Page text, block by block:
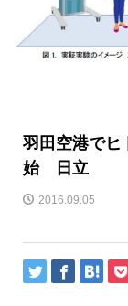
羽田空港でヒ
始 日立
2016.09.05